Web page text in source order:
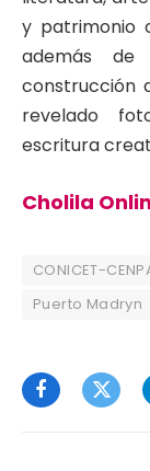
y patrimonio
además
construcción
revelado
escritura
Cholila
CONICET-
Puerto Madryn
Facebook